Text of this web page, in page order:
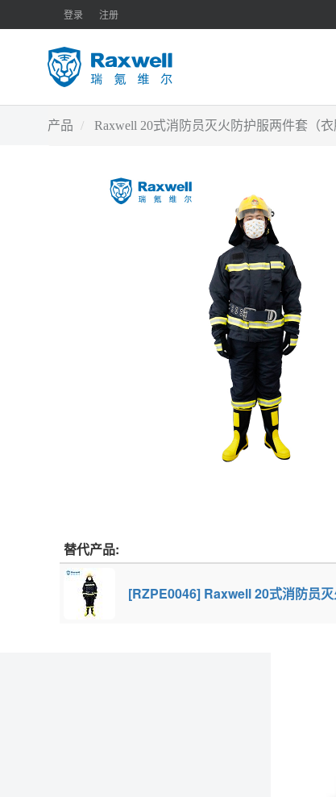
登录 注册
产品 Raxwell 20式消防员灭火防护服两件套（
替代产品:
[RZPE0046] Raxwell 20式消防员